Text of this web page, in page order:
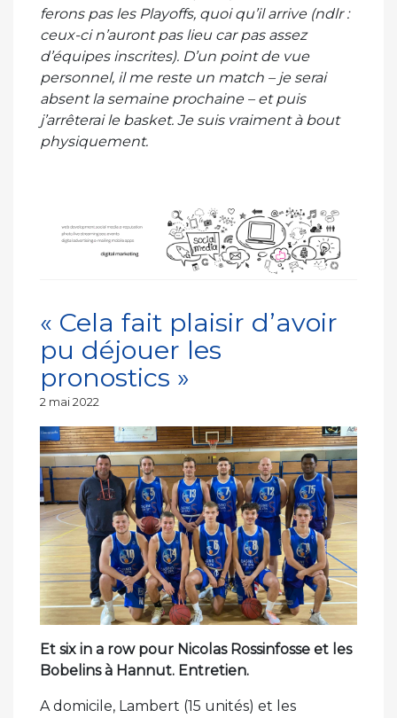
ferons pas les Playoffs, quoi qu’il arrive (ndlr :
ceux-ci n’auront pas lieu car pas assez
d’équipes inscrites). D’un point de vue
personnel, il me reste un match – je serai
absent la semaine prochaine – et puis
j’arrêterai le basket. Je suis vraiment à bout
physiquement.
« Cela fait plaisir d’avoir
pu déjouer les
pronostics »
Publié
2 mai 2022
Et six in a row pour Nicolas Rossinfosse et les
Bobelins à Hannut. Entretien.
A domicile, Lambert (15 unités) et les